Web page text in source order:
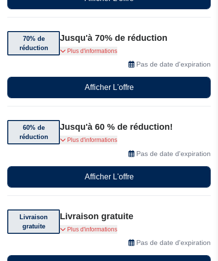
70% de
réduction
Jusqu'à 70% de réduction
Découvrez les derniers styles et tendances chez
Boohoo avec des réductions incroyables allant
Plus d'informations
Pas de date d'expiration
Afficher L'offre
60% de
réduction
Jusqu'à 60 % de réduction!
Profitez d'économies considérables sur les
manteaux, les tricots, les hauts tendance, les
bottes et plus encore - Jusqu'à 60 % de
réduction!
Plus d'informations
Pas de date d'expiration
Afficher L'offre
Livraison
gratuite
Livraison gratuite
Livraison gratuite pour les commandes de plus
de 49 £ – Achetez et économisez davantage !
Plus d'informations
Pas de date d'expiration